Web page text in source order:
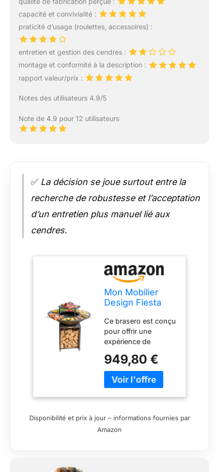
capacité et convivialité :
praticité d’usage (roulettes, accessoires) :
entretien et gestion des cendres :
montage et conformité à la description :
rapport valeur/prix :
Notes des utilisateurs 4.9/5
Note de 4.9 pour 12 utilisateurs
✅ La décision se joue surtout entre la
recherche de robustesse et l’acceptation
d’un entretien plus manuel lié aux
cendres.
Mon Mobilier
Design Fiesta
avec Plaque et
Grille Amovible
en Acier
Barbecue
plancha
extérieur Ø 100
cm
Ce brasero est conçu
pour offrir une
expérience de
et pratique. Plusieurs
diamètres
disponibles. La
une grande variété
d'aliments (légumes,
949,80 €
Disponibilité et prix à jour – informations fournies par
Amazon